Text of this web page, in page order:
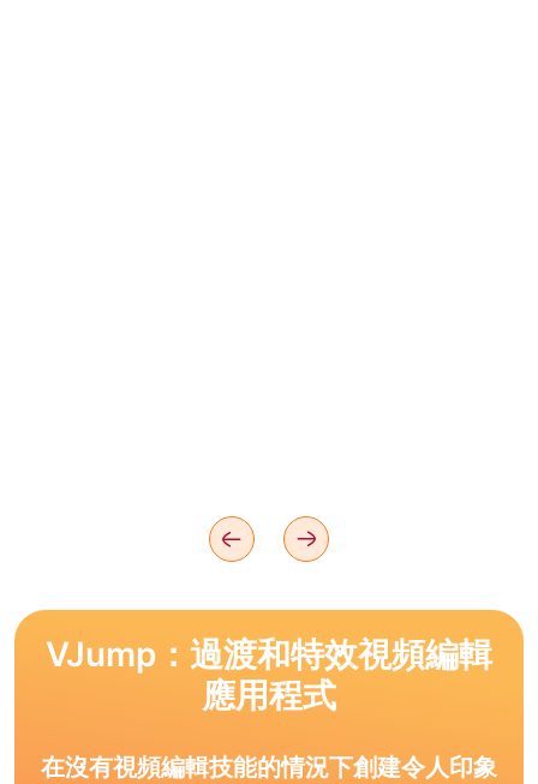
VJump：過渡和特效視頻編輯
應用程式
在沒有視頻編輯技能的情況下創建令人印象